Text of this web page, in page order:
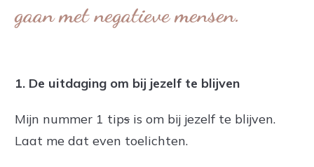
gaan met negatieve mensen.
1. De uitdaging om bij jezelf te blijven
Mijn nummer 1 tips is om bij jezelf te blijven.
Laat me dat even toelichten.